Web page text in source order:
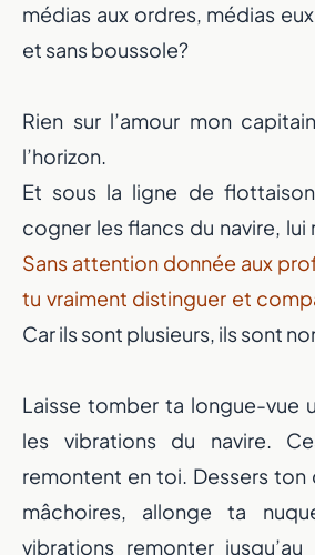
médias aux ordres, médias
et sans boussole?
Rien sur l’amour mon
l’horizon.
Et sous la ligne de
cogner les flancs du navire,
Sans attention donnée aux
tu vraiment distinguer et
Car ils sont plusieurs, ils sont
Laisse tomber ta longue-vue
les vibrations du navire.
remontent en toi. Dessers
mâchoires, allonge ta
vibrations remonter